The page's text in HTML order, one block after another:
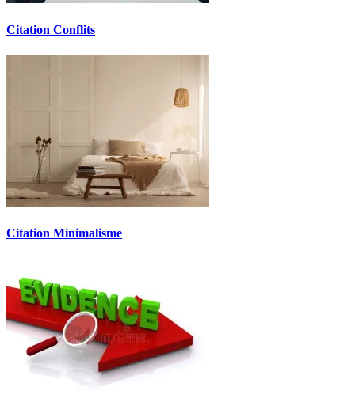
Citation Conflits
Citation Minimalisme